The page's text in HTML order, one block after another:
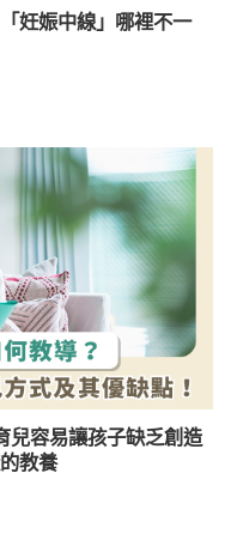
妊娠中線」哪裡不一
兒容易讓孩子缺乏創造
教養